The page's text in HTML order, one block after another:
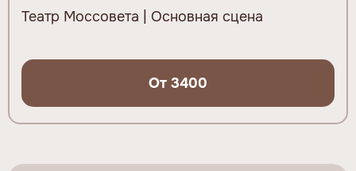
Театр Моссовета | Основная сцена
От 3400